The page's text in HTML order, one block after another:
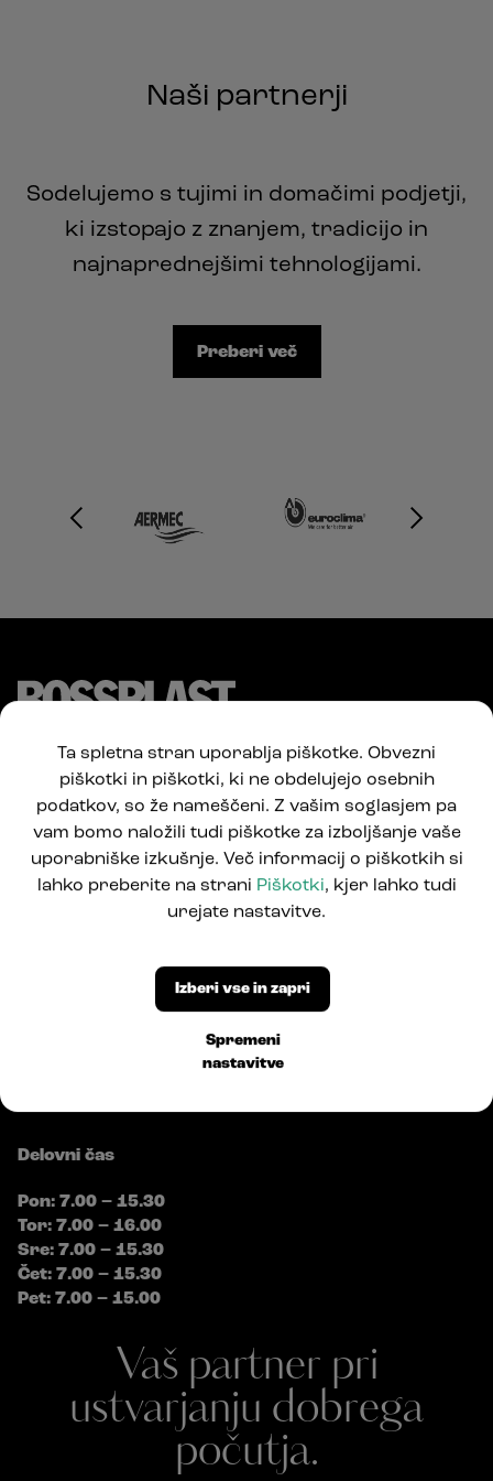
Naši partnerji
Sodelujemo s tujimi in domačimi podjetji,
ki izstopajo z znanjem, tradicijo in
najnaprednejšimi tehnologijami.
Preberi več
Pod Jelšami 5
1290 Grosuplje, Slovenija
T: +386 1781 0550
info@bossplast.com
Delovni čas
Pon: 7.00 – 15.30
Tor: 7.00 – 16.00
Sre: 7.00 – 15.30
Čet: 7.00 – 15.30
Pet: 7.00 – 15.00
Vaš partner pri
ustvarjanju dobrega
počutja.
Ta spletna stran uporablja piškotke. Obvezni
piškotki in piškotki, ki ne obdelujejo osebnih
podatkov, so že nameščeni. Z vašim soglasjem pa
vam bomo naložili tudi piškotke za izboljšanje vaše
uporabniške izkušnje. Več informacij o piškotkih si
lahko preberite na strani Piškotki, kjer lahko tudi
urejate nastavitve.
Spremeni
nastavitve
Izberi vse in zapri